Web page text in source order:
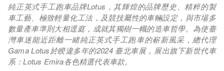
純正英式手工跑車品牌Lotus，其輝煌的品牌歷史、精粹的製
車工藝、極致輕量化工法，及競技屬性的車輛設定，與市場多
數量產車準則大相逕庭，成就其獨樹一幟的造車哲學。為使臺
灣車迷能近距離一睹純正英式手工跑車的嶄新風采，總代理
Gama Lotus於睽違多年的2024 臺北車展，展出旗下新世代車
系：Lotus Emira各色精選代表車款。